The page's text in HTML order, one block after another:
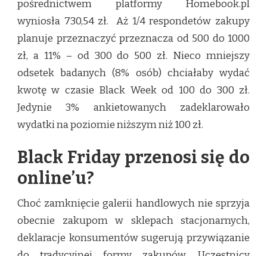
pośrednictwem platformy Homebook.pl
wyniosła 730,54 zł. Aż 1/4 respondetów zakupy
planuje przeznaczyć przeznacza od 500 do 1000
zł, a 11% – od 300 do 500 zł. Nieco mniejszy
odsetek badanych (8% osób) chciałaby wydać
kwotę w czasie Black Week od 100 do 300 zł.
Jedynie 3% ankietowanych zadeklarowało
wydatki na poziomie niższym niż 100 zł.
Black Friday przenosi się do
online’u?
Choć zamknięcie galerii handlowych nie sprzyja
obecnie zakupom w sklepach stacjonarnych,
deklaracje konsumentów sugerują przywiązanie